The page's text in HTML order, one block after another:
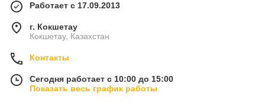
Работает с 17.09.2013
г. Кокшетау
Кокшетау, Казахстан
Контакты
Сегодня работает с 10:00 до 15:00
Показать весь график работы